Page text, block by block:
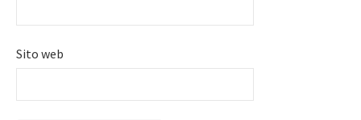
Sito web